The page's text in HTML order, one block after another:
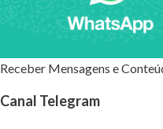
Receber Mensagens e
Canal Telegram